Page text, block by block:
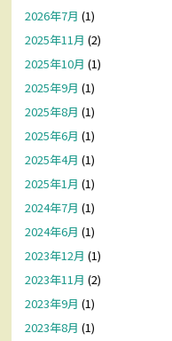
2026年7月 (1)
2025年11月 (2)
2025年10月 (1)
2025年9月 (1)
2025年8月 (1)
2025年6月 (1)
2025年4月 (1)
2025年1月 (1)
2024年7月 (1)
2024年6月 (1)
2023年12月 (1)
2023年11月 (2)
2023年9月 (1)
2023年8月 (1)